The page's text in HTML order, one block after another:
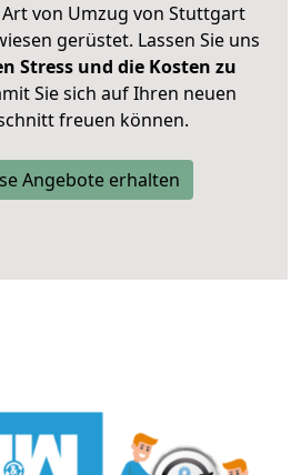
von Umzug von Stuttgart
gerüstet. Lassen Sie uns
Stress und die Kosten zu
Sie sich auf Ihren neuen
freuen können.
Angebote erhalten